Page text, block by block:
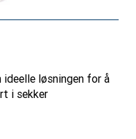
ideelle løsningen for å
i sekker